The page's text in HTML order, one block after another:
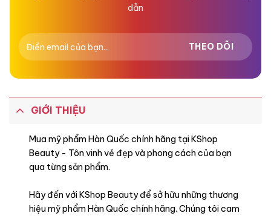
son bóng nhờn, bết dính trên môi.
– Glycerin: hydrat hoá, khóa ẩm môi, tạo lớp màng bảo vệ môi
khỏi các tác nhân gây hại.
dẫn
GIỚI THIỆU
Mua mỹ phẩm Hàn Quốc chính hãng tại KShop
Beauty - Tôn vinh vẻ đẹp và phong cách của bạn
qua từng sản phẩm.
Hãy đến với KShop Beauty để sở hữu những thương
hiệu mỹ phẩm Hàn Quốc chính hãng. Chúng tôi cam